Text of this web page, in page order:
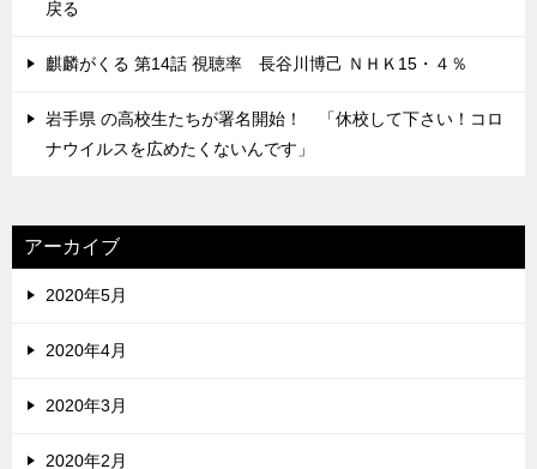
戻る
麒麟がくる 第14話 視聴率 長谷川博己 ＮＨＫ15・４％
岩手県 の高校生たちが署名開始！ 「休校して下さい！コロ
ナウイルスを広めたくないんです」
アーカイブ
2020年5月
2020年4月
2020年3月
2020年2月